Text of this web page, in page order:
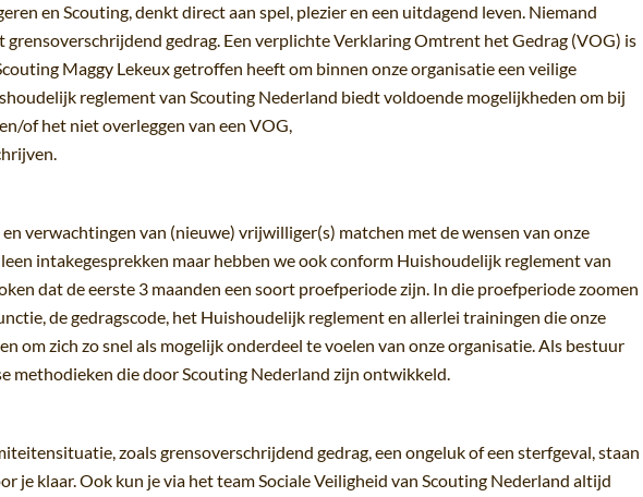
en Scouting, denkt direct aan spel, plezier en een uitdagend leven. Niemand
grensoverschrijdend gedrag. Een verplichte Verklaring Omtrent het Gedrag (VOG) is
Maggy Lekeux getroffen heeft om binnen onze organisatie een veilige
reglement van Scouting Nederland biedt voldoende mogelijkheden om bij
of het niet overleggen van een VOG,
verwachtingen van (nieuwe) vrijwilliger(s) matchen met de wensen van onze
intakegesprekken maar hebben we ook conform Huishoudelijk reglement van
dat de eerste 3 maanden een soort proefperiode zijn. In die proefperiode zoomen
de gedragscode, het Huishoudelijk reglement en allerlei trainingen die onze
om zich zo snel als mogelijk onderdeel te voelen van onze organisatie. Als bestuur
methodieken die door Scouting Nederland zijn ontwikkeld.
zoals grensoverschrijdend gedrag, een ongeluk of een sterfgeval, staan
je klaar. Ook kun je via het team Sociale Veiligheid van Scouting Nederland altijd